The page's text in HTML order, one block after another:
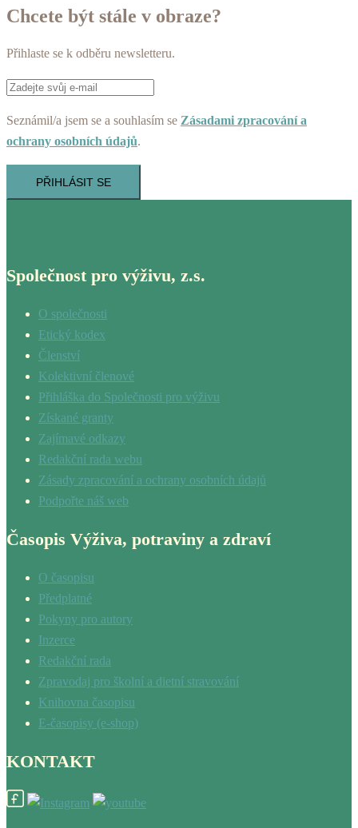
Chcete být stále v obraze?
Přihlaste se k odběru newsletteru.
Seznámil/a jsem se a souhlasím se Zásadami zpracování a
ochrany osobních údajů.
PŘIHLÁSIT SE
Společnost pro výživu, z.s.
O společnosti
Etický kodex
Členství
Kolektivní členové
Přihláška do Společnosti pro výživu
Získané granty
Zajímavé odkazy
Redakční rada webu
Zásady zpracování a ochrany osobních údajů
Podpořte náš web
Časopis Výživa, potraviny a zdraví
O časopisu
Předplatné
Pokyny pro autory
Inzerce
Redakční rada
Zpravodaj pro školní a dietní stravování
Knihovna časopisu
E-časopisy (e-shop)
KONTAKT